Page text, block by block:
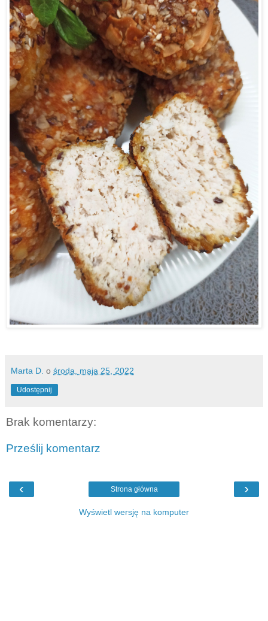
Marta D. o środa, maja 25, 2022
Udostępnij
Brak komentarzy:
Prześlij komentarz
‹ ›
Strona główna
Wyświetl wersję na komputer